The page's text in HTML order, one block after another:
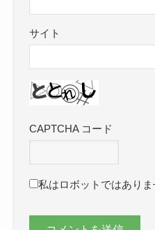
サイト
CAPTCHA コード
私はロボットではありま